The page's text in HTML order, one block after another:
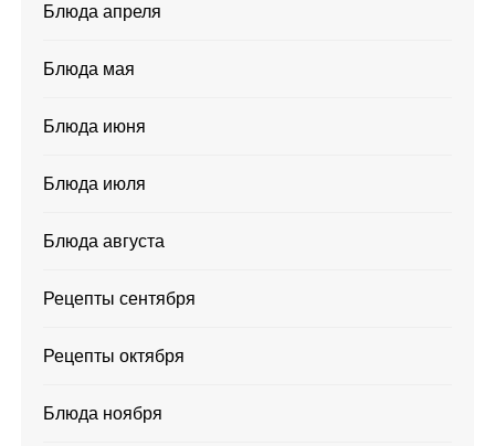
Блюда апреля
Блюда мая
Блюда июня
Блюда июля
Блюда августа
Рецепты сентября
Рецепты октября
Блюда ноября